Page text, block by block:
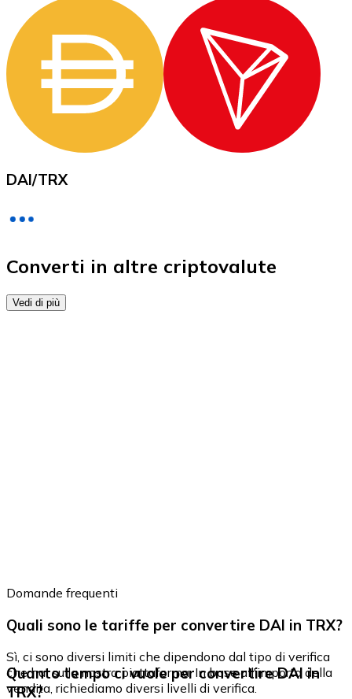
Acquista con contanti
Bonifico SEPA
Aggiungi fondi al tuo conto Bitnovo o fai acquisti
Acquista con bonifico bancario
Carta di credito / debito
Usa le carte Visa e Mastercard per acquistare
Vai al negozio di carte regalo
DAI/TRX
Converti in altre criptovalute
Vedi di più
Domande frequenti
Quali sono le tariffe per convertire DAI in TRX?
Sì, ci sono diversi limiti che dipendono dal tipo di verifica
che hai sulla nostra piattaforma. In base all'importo della
vendita, richiediamo diversi livelli di verifica.
Quanto tempo ci vuole per convertire DAI in
TRX?